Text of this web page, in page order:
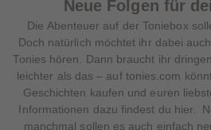
Neue Folgen für
Die Abenteuer auf der Toniebox
Doch natürlich möchtet ihr dabei
Tonies hören. Dann braucht ihr
leichter als das – auf tonies.com
Geschichten kaufen und euren
Informationen dazu findest du hier.
manchmal sollen es auch einfach